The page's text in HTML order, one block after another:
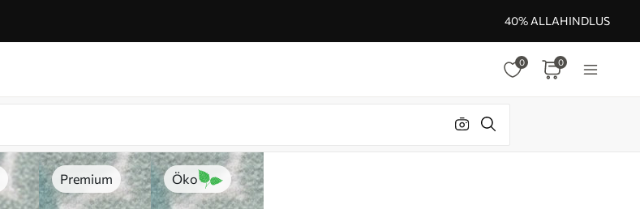
40% ALLAHINDLUS
0 0
Premium Öko